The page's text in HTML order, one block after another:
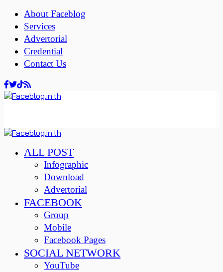
About Faceblog
Services
Advertorial
Credential
Contact Us
ALL POST
Infographic
Download
Advertorial
FACEBOOK
Group
Mobile
Facebook Pages
SOCIAL NETWORK
YouTube